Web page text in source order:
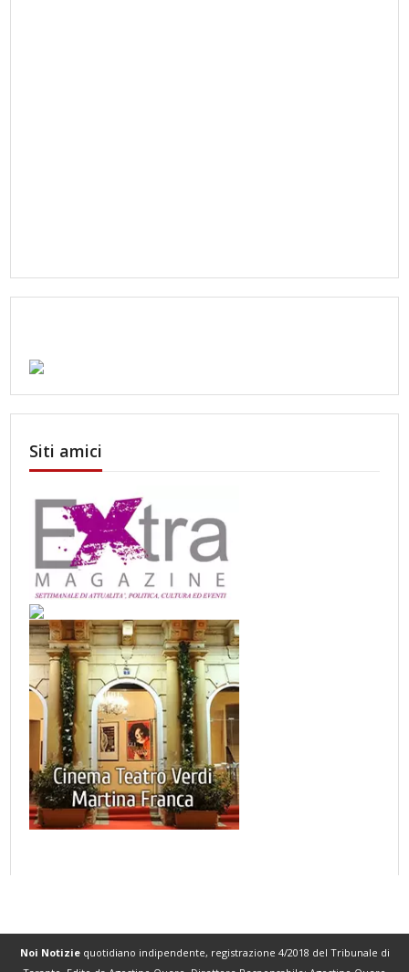
Siti amici
Noi Notiziequotidiano indipendente, registrazione 4/2018 del Tribunale di